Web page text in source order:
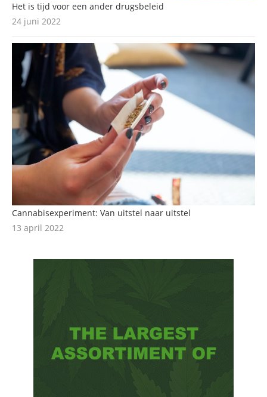
Het is tijd voor een ander drugsbeleid
24 juni 2022
Cannabisexperiment: Van uitstel naar uitstel
13 april 2022